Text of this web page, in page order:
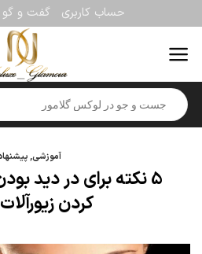
to
content
حساب کاربری گفت و گو
Products
search
آموزشی,
5 نکته برای در دید
کردن